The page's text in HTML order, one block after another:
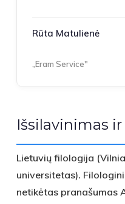
Rūta Matulienė
„Eram Service"
Išsilavinimas
Lietuvių filologija
universitetas).
netikėtas pranašumas